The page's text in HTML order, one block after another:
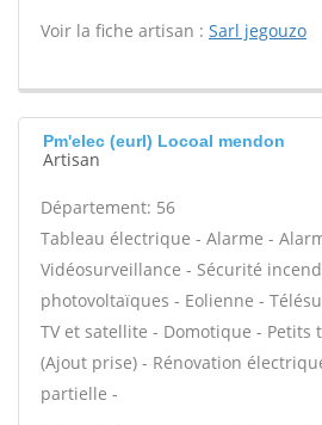
Voir la fiche artisan : Sarl jegouzo
Pm'elec (eurl) Locoal mendon
Artisan
Département: 56
Tableau électrique - Alarme -
Vidéosurveillance - Sécurité
photovoltaïques - Eolienne -
TV et satellite - Domotique - Petits
(Ajout prise) - Rénovation
partielle -